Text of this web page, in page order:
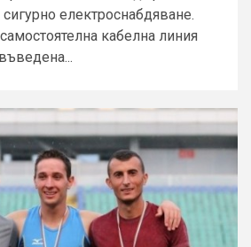
електроснабдяване.
кабелна линия